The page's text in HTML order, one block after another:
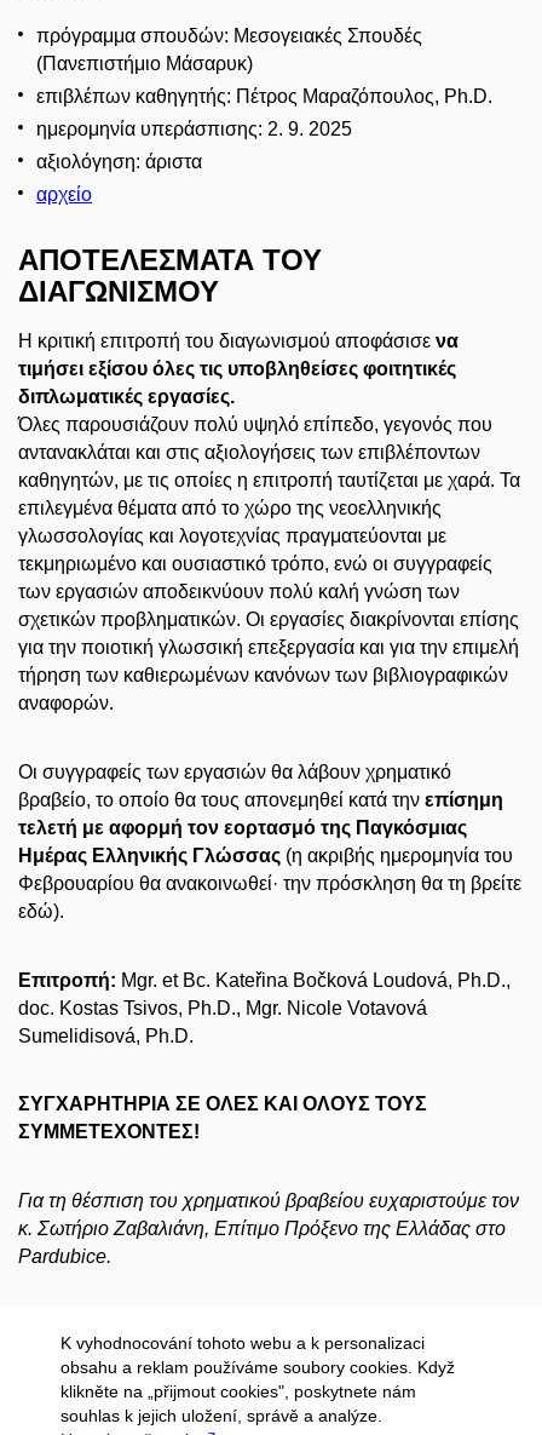
πρόγραμμα σπουδών: Μεσογειακές Σπουδές
(Πανεπιστήμιο Μάσαρυκ)
επιβλέπων καθηγητής: Πέτρος Μαραζόπουλος, Ph.D.
ημερομηνία υπεράσπισης: 2. 9. 2025
αξιολόγηση: άριστα
αρχείο
ΑΠΟΤΕΛΕΣΜΑΤΑ ΤΟΥ
ΔΙΑΓΩΝΙΣΜΟΥ
Η κριτική επιτροπή του διαγωνισμού αποφάσισε να
τιμήσει εξίσου όλες τις υποβληθείσες φοιτητικές
διπλωματικές εργασίες.
Όλες παρουσιάζουν πολύ υψηλό επίπεδο, γεγονός που
αντανακλάται και στις αξιολογήσεις των επιβλέποντων
καθηγητών, με τις οποίες η επιτροπή ταυτίζεται με χαρά. Τα
επιλεγμένα θέματα από το χώρο της νεοελληνικής
γλωσσολογίας και λογοτεχνίας πραγματεύονται με
τεκμηριωμένο και ουσιαστικό τρόπο, ενώ οι συγγραφείς
των εργασιών αποδεικνύουν πολύ καλή γνώση των
σχετικών προβληματικών. Οι εργασίες διακρίνονται επίσης
για την ποιοτική γλωσσική επεξεργασία και για την επιμελή
τήρηση των καθιερωμένων κανόνων των βιβλιογραφικών
αναφορών.
Οι συγγραφείς των εργασιών θα λάβουν χρηματικό
βραβείο, το οποίο θα τους απονεμηθεί κατά την επίσημη
τελετή με αφορμή τον εορτασμό της Παγκόσμιας
Ημέρας Ελληνικής Γλώσσας (η ακριβής ημερομηνία του
Φεβρουαρίου θα ανακοινωθεί· την πρόσκληση θα τη βρείτε
εδώ).
Επιτροπή: Mgr. et Bc. Kateřina Bočková Loudová, Ph.D.,
doc. Kostas Tsivos, Ph.D., Mgr. Nicole Votavová
Sumelidisová, Ph.D.
ΣΥΓΧΑΡΗΤΗΡΙΑ ΣΕ ΟΛΕΣ ΚΑΙ ΟΛΟΥΣ ΤΟΥΣ
ΣΥΜΜΕΤΕΧΟΝΤΕΣ!
Για τη θέσπιση του χρηματικού βραβείου ευχαριστούμε τον
κ. Σωτήριο Ζαβαλιάνη, Επίτιμο Πρόξενο της Ελλάδας στο
Pardubice.
K vyhodnocování tohoto webu a k personalizaci
obsahu a reklam používáme soubory cookies. Když
klikněte na „přijmout cookies", poskytnete nám
souhlas k jejich uložení, správě a analýze.